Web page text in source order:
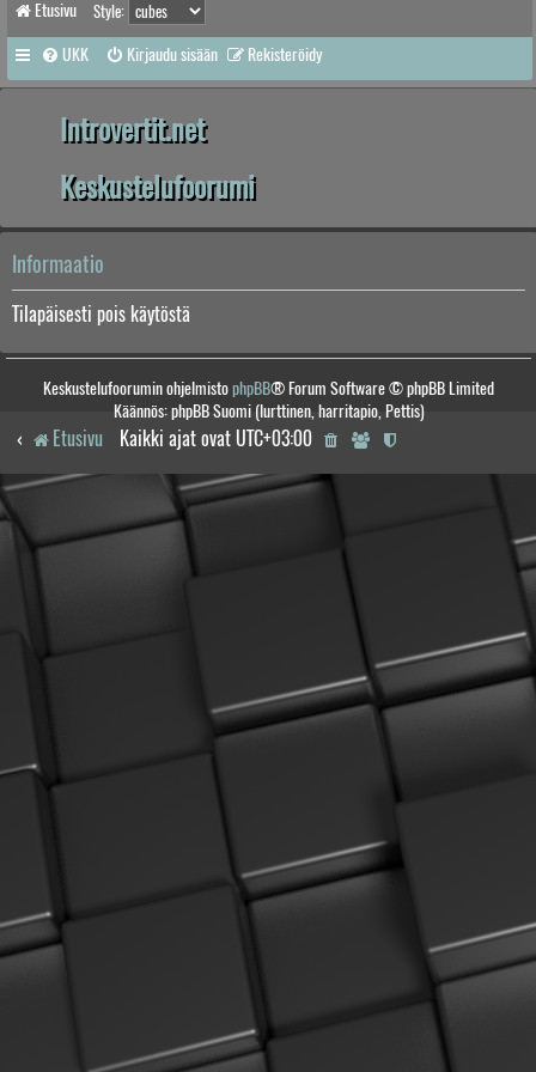
Etusivu Style:
UKK Kirjaudu sisään Rekisteröidy
Introvertit.net
Keskustelufoorumi
Informaatio
Tilapäisesti pois käytöstä
Keskustelufoorumin ohjelmistophpBB® Forum Software © phpBB Limited
Käännös: phpBB Suomi (lurttinen, harritapio, Pettis)
Etusivu Kaikki ajat ovat UTC+03:00